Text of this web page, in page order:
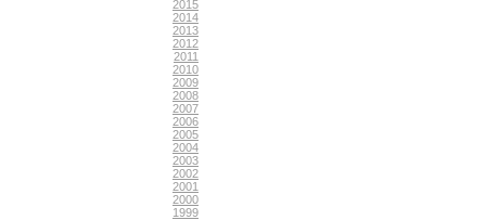
2015
2014
2013
2012
2011
2010
2009
2008
2007
2006
2005
2004
2003
2002
2001
2000
1999